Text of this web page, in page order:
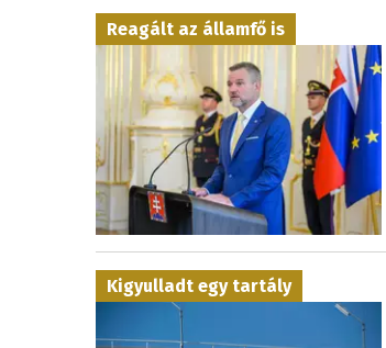
Reagált az államfő is
Kigyulladt egy tartály